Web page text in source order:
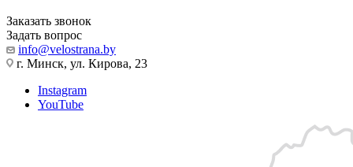
Заказать звонок
Задать вопрос
info@velostrana.by
г. Минск, ул. Кирова, 23
Instagram
YouTube